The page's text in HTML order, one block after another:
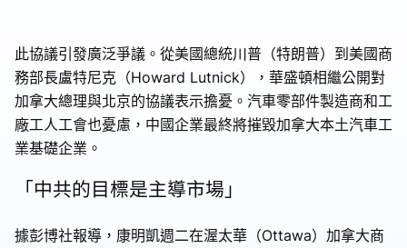
此協議引發廣泛爭議。從美國總統川普（特朗普）到美國商
務部長盧特尼克（Howard Lutnick），華盛頓相繼公開對
加拿大總理與北京的協議表示擔憂。汽車零部件製造商和工
廠工人工會也憂慮，中國企業最終將摧毀加拿大本土汽車工
業基礎企業。
「中共的目標是主導市場」
據彭博社報導，康明凱週二在渥太華（Ottawa）加拿大商